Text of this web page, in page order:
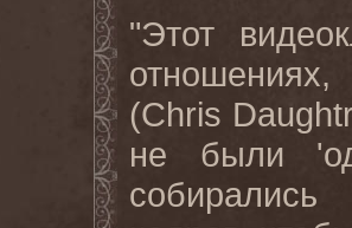
"Этот
(Chris
не были